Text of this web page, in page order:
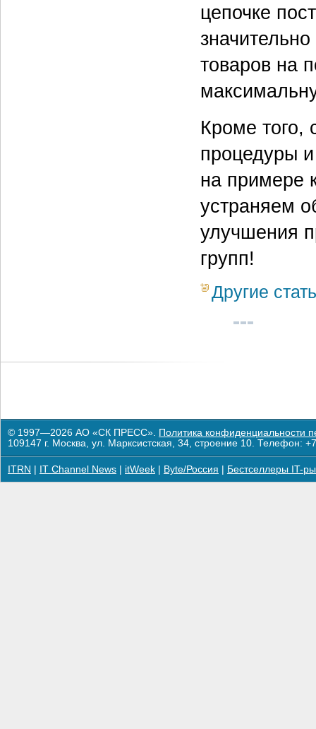
цепочке
товаров на
Кроме того,
процедуры
на примере
устраняем
улучшения
групп!
Другие
© 1997—2026 АО «СК ПРЕСС». Политика конфиденциальности
109147 г. Москва, ул. Марксистская, 34, строение 10. Телефон:
ITRN IT Channel News itWeek Byte/Россия Бестселлеры IT-